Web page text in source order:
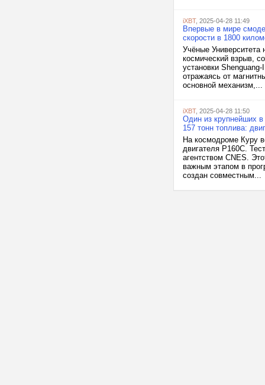
iXBT, 2025-04-28 11:49
Впервые в мире
скорости в 1800
Учёные Университета
космический взрыв,
установки
отражаясь от
основной механизм,...
iXBT, 2025-04-28 11:50
Один из крупнейших в
157 тонн топлива:
На космодроме Куру
двигателя P160C.
агентством CNES.
важным этапом в
создан совместным...